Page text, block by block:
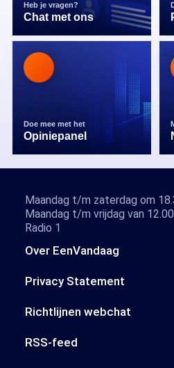
Heb je vragen?
Chat met ons
Doe mee met het
Opiniepanel
Over EenVandaag
Privacy Statement
Richtlijnen webchat
RSS-feed
Maandag t/m zaterdag om
Maandag t/m vrijdag van
Radio 1